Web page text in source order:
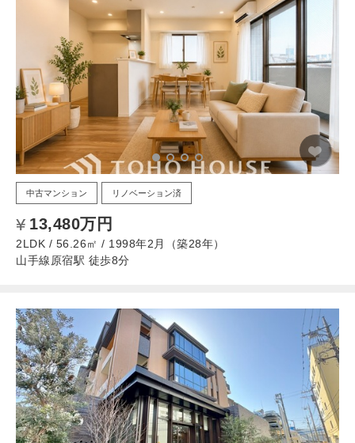
中古マンション リノベーション済
13,480万円
2LDK / 56.26㎡ / 1998年2月（築28年）
山手線原宿駅 徒歩8分